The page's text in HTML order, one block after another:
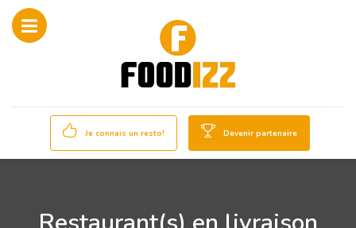
Je connais un resto! Devenir partenaire